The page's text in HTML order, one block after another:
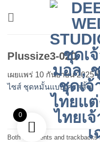
Plussize3-020
เผยแพร่ 10 กันยายน 2025
ไซส์ ชุดหมั้นแบบเครสสั้น
Both comments and trackbacks
0